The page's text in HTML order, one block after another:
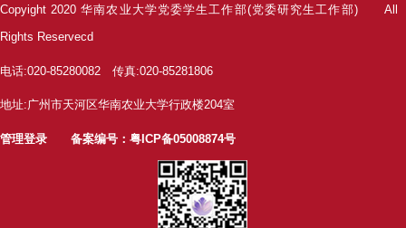
Copyight 2020 华南农业大学党委学生工作部(党委研究生工作部) All
Rights Reservecd
电话:020-85280082 传真:020-85281806
地址:广州市天河区华南农业大学行政楼204室
管理登录 备案编号：粤ICP备05008874号